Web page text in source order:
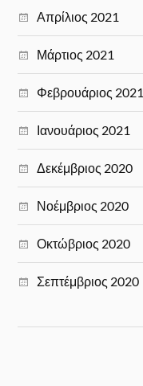
Απρίλιος 2021
Μάρτιος 2021
Φεβρουάριος 2021
Ιανουάριος 2021
Δεκέμβριος 2020
Νοέμβριος 2020
Οκτώβριος 2020
Σεπτέμβριος 2020